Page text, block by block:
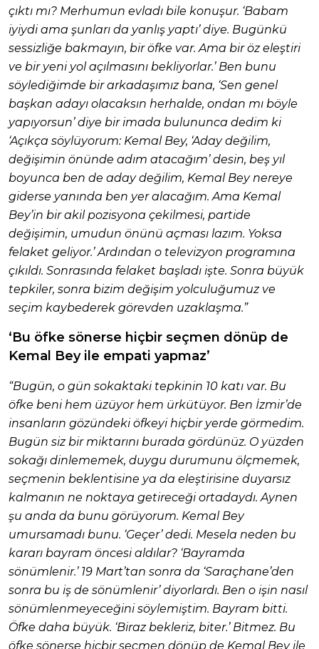
çıktı mı? Merhumun evladı bile konuşur. ‘Babam
iyiydi ama şunları da yanlış yaptı’ diye. Bugünkü
sessizliğe bakmayın, bir öfke var. Ama bir öz eleştiri
ve bir yeni yol açılmasını bekliyorlar.’ Ben bunu
söylediğimde bir arkadaşımız bana, ‘Sen genel
başkan adayı olacaksın herhalde, ondan mı böyle
yapıyorsun’ diye bir imada bulununca dedim ki
‘Açıkça söylüyorum: Kemal Bey, ‘Aday değilim,
değişimin önünde adım atacağım’ desin, beş yıl
boyunca ben de aday değilim, Kemal Bey nereye
giderse yanında ben yer alacağım. Ama Kemal
Bey’in bir akil pozisyona çekilmesi, partide
değişimin, umudun önünü açması lazım. Yoksa
felaket geliyor.’ Ardından o televizyon programına
çıkıldı. Sonrasında felaket başladı işte. Sonra büyük
tepkiler, sonra bizim değişim yolculuğumuz ve
seçim kaybederek görevden uzaklaşma.”
‘Bu öfke sönerse hiçbir seçmen dönüp de
Kemal Bey ile empati yapmaz’
“Bugün, o gün sokaktaki tepkinin 10 katı var. Bu
öfke beni hem üzüyor hem ürkütüyor. Ben İzmir’de
insanların gözündeki öfkeyi hiçbir yerde görmedim.
Bugün siz bir miktarını burada gördünüz. O yüzden
sokağı dinlememek, duygu durumunu ölçmemek,
seçmenin beklentisine ya da eleştirisine duyarsız
kalmanın ne noktaya getireceği ortadaydı. Aynen
şu anda da bunu görüyorum. Kemal Bey
umursamadı bunu. ‘Geçer’ dedi. Mesela neden bu
kararı bayram öncesi aldılar? ‘Bayramda
sönümlenir.’ 19 Mart’tan sonra da ‘Saraçhane’den
sonra bu iş de sönümlenir’ diyorlardı. Ben o işin nasıl
sönümlenmeyeceğini söylemiştim. Bayram bitti.
Öfke daha büyük. ‘Biraz bekleriz, biter.’ Bitmez. Bu
öfke sönerse hiçbir seçmen dönüp de Kemal Bey ile